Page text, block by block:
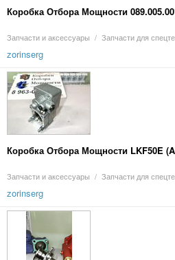
Коробка Отбора Мощности
Запчасти и аксессуары / Запчасти для
zorinserg
Коробка Отбора Мощности LKF50E
Запчасти и аксессуары / Запчасти для
zorinserg